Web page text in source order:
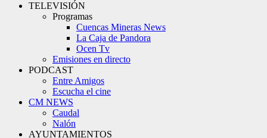
TELEVISIÓN
Programas
Cuencas Mineras News
La Caja de Pandora
Ocen Tv
Emisiones en directo
PODCAST
Entre Amigos
Escucha el cine
CM NEWS
Caudal
Nalón
AYUNTAMIENTOS